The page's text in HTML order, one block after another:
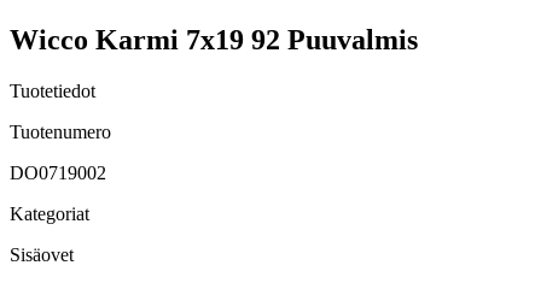
Wicco Karmi 7x19 92 Puuvalmis
Tuotetiedot
Tuotenumero
DO0719002
Kategoriat
Sisäovet